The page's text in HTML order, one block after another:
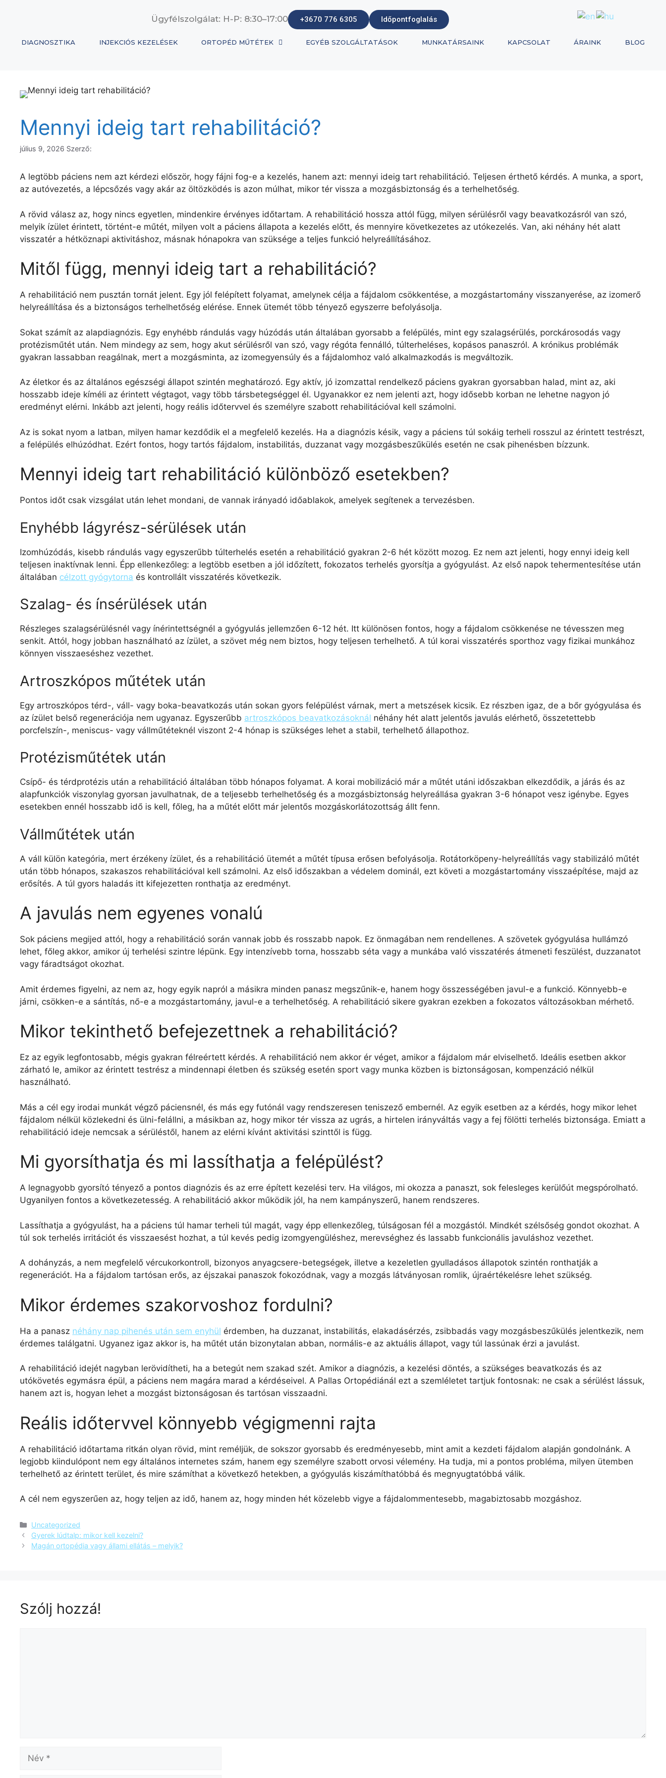
Ügyfélszolgálat: H-P: 8:30–17:00 +3670 776 6305 Időpontfoglalás
DIAGNOSZTIKA INJEKCIÓS KEZELÉSEK ORTOPÉD MŰTÉTEK EGYÉB SZOLGÁLTATÁSOK MUNKATÁRSAINK KAPCSOLAT ÁRAINK BLOG
Mennyi ideig tart rehabilitáció?
július 9, 2026 Szerző:
A legtöbb páciens nem azt kérdezi először, hogy fájni fog-e a kezelés, hanem azt: mennyi ideig tart rehabilitáció. Teljesen érthető kérdés. A munka, a sport,
az autóvezetés, a lépcsőzés vagy akár az öltözködés is azon múlhat, mikor tér vissza a mozgásbiztonság és a terhelhetőség.
A rövid válasz az, hogy nincs egyetlen, mindenkire érvényes időtartam. A rehabilitáció hossza attól függ, milyen sérülésről vagy beavatkozásról van szó,
melyik ízület érintett, történt-e műtét, milyen volt a páciens állapota a kezelés előtt, és mennyire következetes az utókezelés. Van, aki néhány hét alatt
visszatér a hétköznapi aktivitáshoz, másnak hónapokra van szüksége a teljes funkció helyreállításához.
Mitől függ, mennyi ideig tart a rehabilitáció?
A rehabilitáció nem pusztán tornát jelent. Egy jól felépített folyamat, amelynek célja a fájdalom csökkentése, a mozgástartomány visszanyerése, az izomerő
helyreállítása és a biztonságos terhelhetőség elérése. Ennek ütemét több tényező egyszerre befolyásolja.
Sokat számít az alapdiagnózis. Egy enyhébb rándulás vagy húzódás után általában gyorsabb a felépülés, mint egy szalagsérülés, porckárosodás vagy
protézisműtét után. Nem mindegy az sem, hogy akut sérülésről van szó, vagy régóta fennálló, túlterheléses, kopásos panaszról. A krónikus problémák
gyakran lassabban reagálnak, mert a mozgásminta, az izomegyensúly és a fájdalomhoz való alkalmazkodás is megváltozik.
Az életkor és az általános egészségi állapot szintén meghatározó. Egy aktív, jó izomzattal rendelkező páciens gyakran gyorsabban halad, mint az, aki
hosszabb ideje kíméli az érintett végtagot, vagy több társbetegséggel él. Ugyanakkor ez nem jelenti azt, hogy idősebb korban ne lehetne nagyon jó
eredményt elérni. Inkább azt jelenti, hogy reális időtervvel és személyre szabott rehabilitációval kell számolni.
Az is sokat nyom a latban, milyen hamar kezdődik el a megfelelő kezelés. Ha a diagnózis késik, vagy a páciens túl sokáig terheli rosszul az érintett testrészt,
a felépülés elhúzódhat. Ezért fontos, hogy tartós fájdalom, instabilitás, duzzanat vagy mozgásbeszűkülés esetén ne csak pihenésben bízzunk.
Mennyi ideig tart rehabilitáció különböző esetekben?
Pontos időt csak vizsgálat után lehet mondani, de vannak irányadó időablakok, amelyek segítenek a tervezésben.
Enyhébb lágyrész-sérülések után
Izomhúzódás, kisebb rándulás vagy egyszerűbb túlterhelés esetén a rehabilitáció gyakran 2-6 hét között mozog. Ez nem azt jelenti, hogy ennyi ideig kell
teljesen inaktívnak lenni. Épp ellenkezőleg: a legtöbb esetben a jól időzített, fokozatos terhelés gyorsítja a gyógyulást. Az első napok tehermentesítése után
általában célzott gyógytorna és kontrollált visszatérés következik.
Szalag- és ínsérülések után
Részleges szalagsérülésnél vagy ínérintettségnél a gyógyulás jellemzően 6-12 hét. Itt különösen fontos, hogy a fájdalom csökkenése ne tévesszen meg
senkit. Attól, hogy jobban használható az ízület, a szövet még nem biztos, hogy teljesen terhelhető. A túl korai visszatérés sporthoz vagy fizikai munkához
könnyen visszaeséshez vezethet.
Artroszkópos műtétek után
Egy artroszkópos térd-, váll- vagy boka-beavatkozás után sokan gyors felépülést várnak, mert a metszések kicsik. Ez részben igaz, de a bőr gyógyulása és
az ízület belső regenerációja nem ugyanaz. Egyszerűbb artroszkópos beavatkozásoknál néhány hét alatt jelentős javulás elérhető, összetettebb
porcfelszín-, meniscus- vagy vállműtéteknél viszont 2-4 hónap is szükséges lehet a stabil, terhelhető állapothoz.
Protézisműtétek után
Csípő- és térdprotézis után a rehabilitáció általában több hónapos folyamat. A korai mobilizáció már a műtét utáni időszakban elkezdődik, a járás és az
alapfunkciók viszonylag gyorsan javulhatnak, de a teljesebb terhelhetőség és a mozgásbiztonság helyreállása gyakran 3-6 hónapot vesz igénybe. Egyes
esetekben ennél hosszabb idő is kell, főleg, ha a műtét előtt már jelentős mozgáskorlátozottság állt fenn.
Vállműtétek után
A váll külön kategória, mert érzékeny ízület, és a rehabilitáció ütemét a műtét típusa erősen befolyásolja. Rotátorköpeny-helyreállítás vagy stabilizáló műtét
után több hónapos, szakaszos rehabilitációval kell számolni. Az első időszakban a védelem dominál, ezt követi a mozgástartomány visszaépítése, majd az
erősítés. A túl gyors haladás itt kifejezetten ronthatja az eredményt.
A javulás nem egyenes vonalú
Sok páciens megijed attól, hogy a rehabilitáció során vannak jobb és rosszabb napok. Ez önmagában nem rendellenes. A szövetek gyógyulása hullámzó
lehet, főleg akkor, amikor új terhelési szintre lépünk. Egy intenzívebb torna, hosszabb séta vagy a munkába való visszatérés átmeneti feszülést, duzzanatot
vagy fáradtságot okozhat.
Amit érdemes figyelni, az nem az, hogy egyik napról a másikra minden panasz megszűnik-e, hanem hogy összességében javul-e a funkció. Könnyebb-e
járni, csökken-e a sántítás, nő-e a mozgástartomány, javul-e a terhelhetőség. A rehabilitáció sikere gyakran ezekben a fokozatos változásokban mérhető.
Mikor tekinthető befejezettnek a rehabilitáció?
Ez az egyik legfontosabb, mégis gyakran félreértett kérdés. A rehabilitáció nem akkor ér véget, amikor a fájdalom már elviselhető. Ideális esetben akkor
zárható le, amikor az érintett testrész a mindennapi életben és szükség esetén sport vagy munka közben is biztonságosan, kompenzáció nélkül
használható.
Más a cél egy irodai munkát végző páciensnél, és más egy futónál vagy rendszeresen teniszező embernél. Az egyik esetben az a kérdés, hogy mikor lehet
fájdalom nélkül közlekedni és ülni-felállni, a másikban az, hogy mikor tér vissza az ugrás, a hirtelen irányváltás vagy a fej fölötti terhelés biztonsága. Emiatt a
rehabilitáció ideje nemcsak a sérüléstől, hanem az elérni kívánt aktivitási szinttől is függ.
Mi gyorsíthatja és mi lassíthatja a felépülést?
A legnagyobb gyorsító tényező a pontos diagnózis és az erre épített kezelési terv. Ha világos, mi okozza a panaszt, sok felesleges kerülőút megspórolható.
Ugyanilyen fontos a következetesség. A rehabilitáció akkor működik jól, ha nem kampányszerű, hanem rendszeres.
Lassíthatja a gyógyulást, ha a páciens túl hamar terheli túl magát, vagy épp ellenkezőleg, túlságosan fél a mozgástól. Mindkét szélsőség gondot okozhat. A
túl sok terhelés irritációt és visszaesést hozhat, a túl kevés pedig izomgyengüléshez, merevséghez és lassabb funkcionális javuláshoz vezethet.
A dohányzás, a nem megfelelő vércukorkontroll, bizonyos anyagcsere-betegségek, illetve a kezeletlen gyulladásos állapotok szintén ronthatják a
regenerációt. Ha a fájdalom tartósan erős, az éjszakai panaszok fokozódnak, vagy a mozgás látványosan romlik, újraértékelésre lehet szükség.
Mikor érdemes szakorvoshoz fordulni?
Ha a panasz néhány nap pihenés után sem enyhül érdemben, ha duzzanat, instabilitás, elakadásérzés, zsibbadás vagy mozgásbeszűkülés jelentkezik, nem
érdemes találgatni. Ugyanez igaz akkor is, ha műtét után bizonytalan abban, normális-e az aktuális állapot, vagy túl lassúnak érzi a javulást.
A rehabilitáció idejét nagyban lerövidítheti, ha a betegút nem szakad szét. Amikor a diagnózis, a kezelési döntés, a szükséges beavatkozás és az
utókövetés egymásra épül, a páciens nem magára marad a kérdéseivel. A Pallas Ortopédiánál ezt a szemléletet tartjuk fontosnak: ne csak a sérülést lássuk,
hanem azt is, hogyan lehet a mozgást biztonságosan és tartósan visszaadni.
Reális időtervvel könnyebb végigmenni rajta
A rehabilitáció időtartama ritkán olyan rövid, mint reméljük, de sokszor gyorsabb és eredményesebb, mint amit a kezdeti fájdalom alapján gondolnánk. A
legjobb kiindulópont nem egy általános internetes szám, hanem egy személyre szabott orvosi vélemény. Ha tudja, mi a pontos probléma, milyen ütemben
terhelhető az érintett terület, és mire számíthat a következő hetekben, a gyógyulás kiszámíthatóbbá és megnyugtatóbbá válik.
A cél nem egyszerűen az, hogy teljen az idő, hanem az, hogy minden hét közelebb vigye a fájdalommentesebb, magabiztosabb mozgáshoz.
Uncategorized
Gyerek lúdtalp: mikor kell kezelni?
Magán ortopédia vagy állami ellátás – melyik?
Szólj hozzá!